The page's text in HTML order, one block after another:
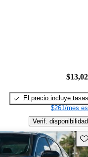
El precio incluye tasas
$261/mes
Verif. disponibilidad